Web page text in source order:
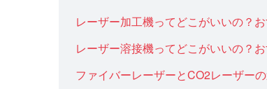
レーザー加工機ってどこがいいの？
レーザー溶接機ってどこがいいの？
ファイバーレーザーとCO2レーザー